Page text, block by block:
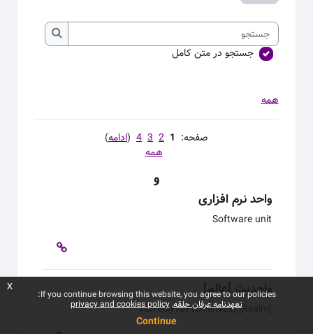
جستجو
جستجو
جستجو در متن کامل
همه
صفحه: 1
2
3
4
(ادامه)
همه
و
واحد نرم افزاری
Software unit
واحدیت [عالم]
Vāḥediyyat(Oneness) [Realm]
If you continue browsing this website, you agree to our policies:
تعهدنامه عرفان حلقه privacy and cookies policy
Continue
x